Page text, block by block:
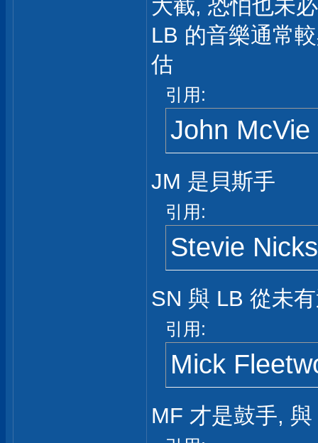
大截, 恐怕也未必
LB 的音樂通常
估
引用:
John
JM 是貝斯手
引用:
Stevie
SN 與 LB 從未
引用:
Mick
MF 才是鼓手,